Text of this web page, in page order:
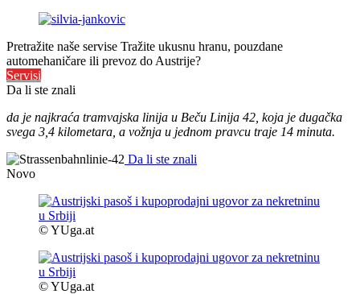
Pretražite naše servise Tražite ukusnu hranu, pouzdane
automehaničare ili prevoz do Austrije?
Servisi
Da li ste znali
da je najkraća tramvajska linija u Beču Linija 42, koja je dugačka
svega 3,4 kilometara, a vožnja u jednom pravcu traje 14 minuta.
Da li ste znali
Novo
© YUga.at
© YUga.at